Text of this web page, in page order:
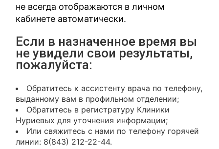
не всегда отображаются в личном
кабинете автоматически.
Если в назначенное время вы
не увидели свои результаты,
пожалуйста:
Обратитесь к ассистенту врача по телефону,
выданному вам в профильном отделении;
Обратитесь в регистратуру Клиники
Нуриевых для уточнения информации;
Или свяжитесь с нами по телефону горячей
линии: 8(843) 212-22-44.